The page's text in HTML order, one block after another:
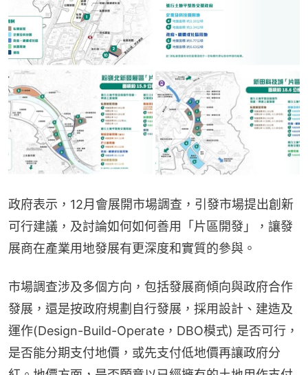
政府表示，12月會展開市場調查，引發市場提出創新
可行建議，及討論如何如何善用「片區開發」，讓發
展商在產業用地發展有更深度和實質的參與。
市場調查涉及多個方向，包括發展商傾向與政府合作
發展，還是按政府規劃自行發展，採用設計、建造及
運作(Design-Build-Operate，DBO模式) 是否可行，
是否能分期支付地價，或先支付低地價再讓政府分